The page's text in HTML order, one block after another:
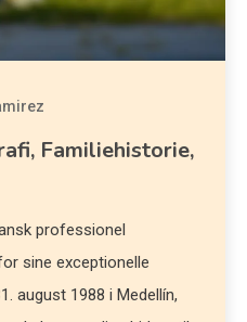
Familiehistorie,
professionel
sine exceptionelle
august 1988 i Medellín,